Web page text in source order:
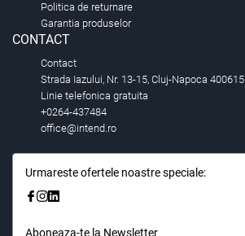
Politica de returnare
Garantia produselor
CONTACT
Contact
Strada Iazului, Nr. 13-15, Cluj-Napoca 400615
Linie telefonica gratuita
+0264-437484
office@intend.ro
Urmareste ofertele noastre speciale:
Aboneaza-te la Newsletter